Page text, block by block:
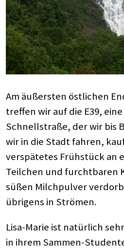
Am äußersten östlichen
treffen wir auf die E39,
Schnellstraße, der wir bis
wir in die Stadt fahren,
verspätetes Frühstück an
Teilchen und furchtbaren
süßen Milchpulver
übrigens in Strömen.
Lisa-Marie ist natürlich
in ihrem Sammen-